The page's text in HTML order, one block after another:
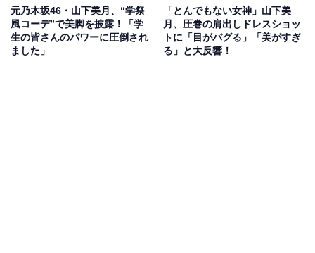
元乃木坂46・山下美月、“学祭
風コーデ”で美脚を披露！「学
生の皆さんのパワーに圧倒され
ました」
「とんでもない女神」山下美
月、圧巻の肩出しドレスショッ
トに「目がバグる」「美がすぎ
る」と大反響！